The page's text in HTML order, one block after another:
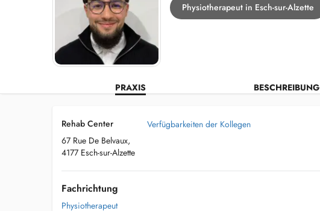
Physiotherapeut in Esch-sur-Alzette
PRAXIS BESCHREIBUNG
Rehab Center
67 Rue De Belvaux,
4177 Esch-sur-Alzette
Verfügbarkeiten der Kollegen
Fachrichtung
Physiotherapeut